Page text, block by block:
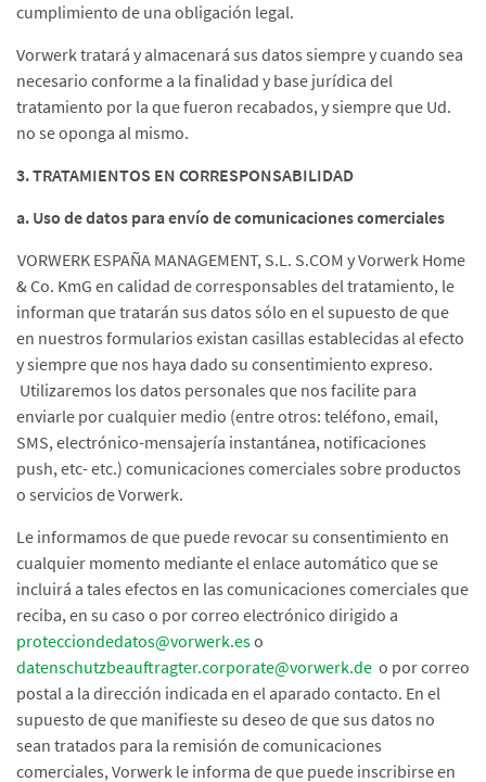
cumplimiento de una obligación legal.
Vorwerk tratará y almacenará sus datos siempre y cuando sea
necesario conforme a la finalidad y base jurídica del
tratamiento por la que fueron recabados, y siempre que Ud.
no se oponga al mismo.
3. TRATAMIENTOS EN CORRESPONSABILIDAD
a. Uso de datos para envío de comunicaciones comerciales
VORWERK ESPAÑA MANAGEMENT, S.L. S.COM y Vorwerk Home
& Co. KmG en calidad de corresponsables del tratamiento, le
informan que tratarán sus datos sólo en el supuesto de que
en nuestros formularios existan casillas establecidas al efecto
y siempre que nos haya dado su consentimiento expreso.
Utilizaremos los datos personales que nos facilite para
enviarle por cualquier medio (entre otros: teléfono, email,
SMS, electrónico-mensajería instantánea, notificaciones
push, etc- etc.) comunicaciones comerciales sobre productos
o servicios de Vorwerk.
Le informamos de que puede revocar su consentimiento en
cualquier momento mediante el enlace automático que se
incluirá a tales efectos en las comunicaciones comerciales que
reciba, en su caso o por correo electrónico dirigido a
protecciondedatos@vorwerk.eso
datenschutzbeauftragter.corporate@vorwerk.de o por correo
postal a la dirección indicada en el aparado contacto. En el
supuesto de que manifieste su deseo de que sus datos no
sean tratados para la remisión de comunicaciones
comerciales, Vorwerk le informa de que puede inscribirse en